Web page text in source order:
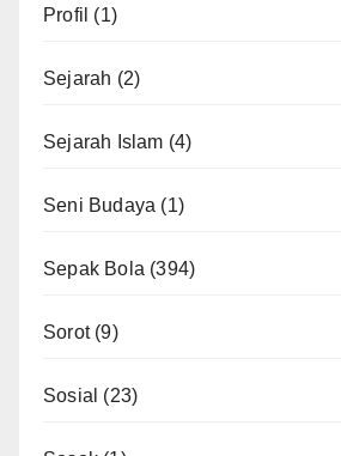
Profil (1)
Sejarah (2)
Sejarah Islam (4)
Seni Budaya (1)
Sepak Bola (394)
Sorot(9)
Sosial (23)